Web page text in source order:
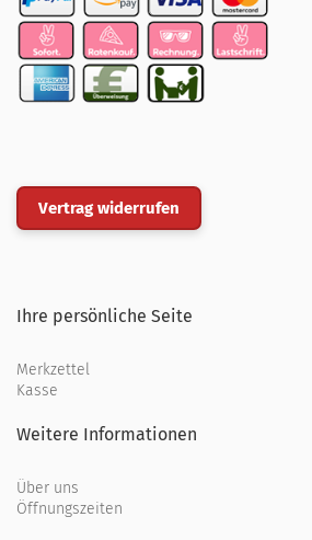
Vertrag widerrufen
Ihre persönliche Seite
Merkzettel
Kasse
Weitere Informationen
Über uns
Öffnungszeiten